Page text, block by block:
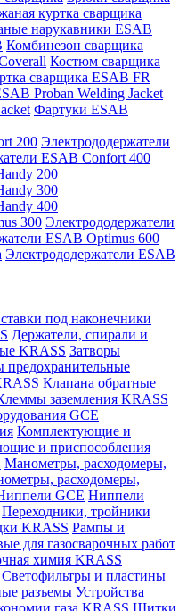
куртка сварщика
нарукавники ESAB
Комбинезон сварщика
Костюм сварщика
сварщика ESAB FR
Proban Welding Jacket
Фартуки ESAB
200 Электрододержатели
ESAB Confort 400
200
300
400
300 Электрододержатели
ESAB Optimus 600
Электрододержатели ESAB
под наконечники
Держатели, спирали и
KRASS Затворы
предохранительные
Клапана обратные
заземления KRASS
GCE
Комплектующие и
и приспособления
Манометры, расходомеры,
расходомеры,
GCE Ниппели
Переходники, тройники
KRASS Рампы и
для газосварочных работ
химия KRASS
Светофильтры и пластины
разъемы Устройства
газа KRASS Щитки